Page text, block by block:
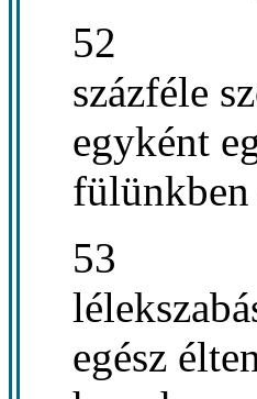
52
százféle
egyként
53
egész